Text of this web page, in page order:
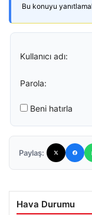
Bu konuyu
Kullanıcı adı:
Parola:
Beni hatırla
Paylaş:
Hava Durumu